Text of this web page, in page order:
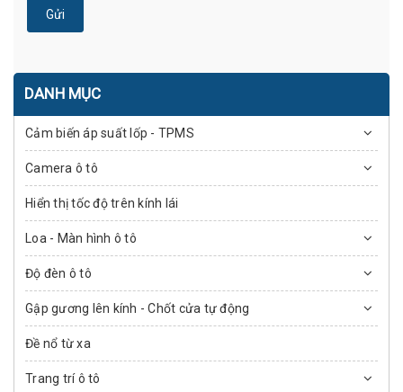
Gửi
DANH MỤC
Cảm biến áp suất lốp - TPMS
Camera ô tô
Hiển thị tốc độ trên kính lái
Loa - Màn hình ô tô
Độ đèn ô tô
Gập gương lên kính - Chốt cửa tự động
Đề nổ từ xa
Trang trí ô tô